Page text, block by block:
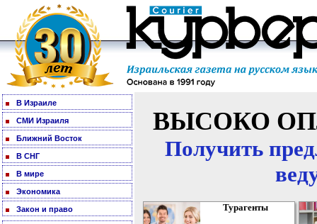
В Израиле
СМИ Израиля
Ближний Восток
В СНГ
В мире
Экономика
Закон и право
ВЫСОКО
Получить
Турагенты